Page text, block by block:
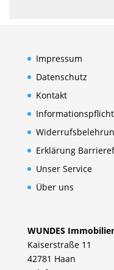
Impressum
Datenschutz
Kontakt
Informationspflicht
Erklärung
Unser Service
Über uns
WUNDES
Kaiserstraße 11
42781 Haan